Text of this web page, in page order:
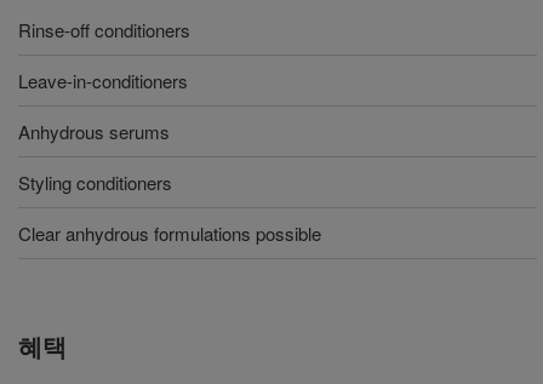
Rinse-off conditioners
Leave-in-conditioners
Anhydrous serums
Styling conditioners
Clear anhydrous formulations possible
혜택